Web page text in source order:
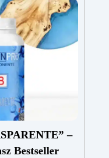
–
Bestseller